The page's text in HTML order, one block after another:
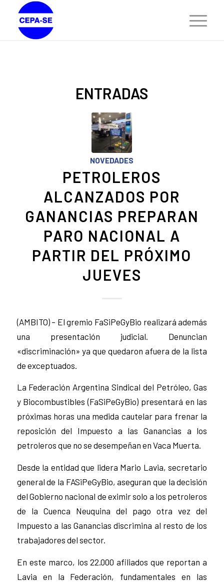
ENTRADAS
NOVEDADES
PETROLEROS
ALCANZADOS POR
GANANCIAS PREPARAN
PARO NACIONAL A
PARTIR DEL PRÓXIMO
JUEVES
(AMBITO) – El gremio FaSiPeGyBio realizará además
una presentación judicial. Denuncian
«discriminación» ya que quedaron afuera de la lista
de exceptuados.
La Federación Argentina Sindical del Petróleo, Gas
y Biocombustibles (FaSiPeGyBio) presentará en las
próximas horas una medida cautelar para frenar la
reposición del Impuesto a las Ganancias a los
petroleros que no se desempeñan en Vaca Muerta.
Desde la entidad que lidera Mario Lavia, secretario
general de la FASiPeGyBio, aseguran que la decisión
del Gobierno nacional de eximir solo a los petroleros
de la Cuenca Neuquina del pago otra vez del
Impuesto a las Ganancias discrimina al resto de los
trabajadores del sector.
En este marco, los 22.000 afiliados que reportan a
Lavia en la Federación, fundamentales en las